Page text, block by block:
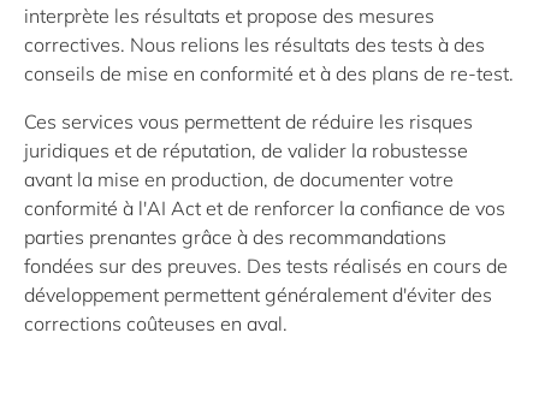
interprète les résultats et propose des mesures
correctives. Nous relions les résultats des tests à des
conseils de mise en conformité et à des plans de re-test.
Ces services vous permettent de réduire les risques
juridiques et de réputation, de valider la robustesse
avant la mise en production, de documenter votre
conformité à l'AI Act et de renforcer la confiance de vos
parties prenantes grâce à des recommandations
fondées sur des preuves. Des tests réalisés en cours de
développement permettent généralement d'éviter des
corrections coûteuses en aval.